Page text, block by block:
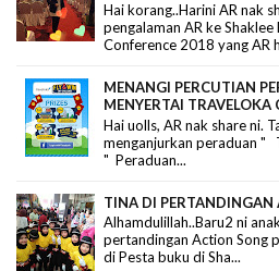
Hai korang..Harini AR nak
pengalaman AR ke
Conference 2018 yang AR
MENANGI PERCUTIAN
MENYERTAI
Hai uolls, AR nak share ni.
menganjurkan peraduan "
" Peraduan...
TINA DI
Alhamdulillah..Baru2 ni
pertandingan Action Song
di Pesta buku di Sha...